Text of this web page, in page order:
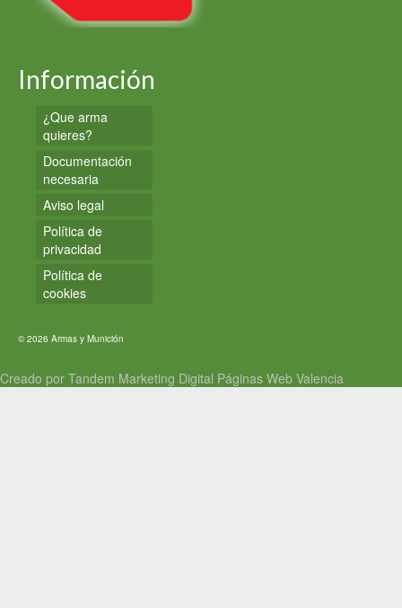
Información
¿Que arma
quieres?
Documentación
necesaria
Aviso legal
Política de
privacidad
Política de
cookies
© 2026 Armas y Munición
Creado por Tandem Marketing Digital Páginas Web Valencia